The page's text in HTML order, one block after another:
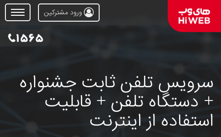
Open
Menu
ورود مشترکین
سرویس تلفن ثابت جشنواره
+ دستگاه تلفن + قابلیت
استفاده از اینترنت